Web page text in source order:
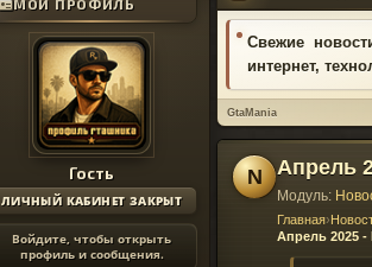
МОЙ ПРОФИЛЬ
Гость
ЛИЧНЫЙ КАБИНЕТ ЗАКРЫТ
Войдите, чтобы открыть
профиль и сообщения.
Свежие
интернет,
GtaMania
N Апрель
Модуль:
Главная›
Апрель 2025 -